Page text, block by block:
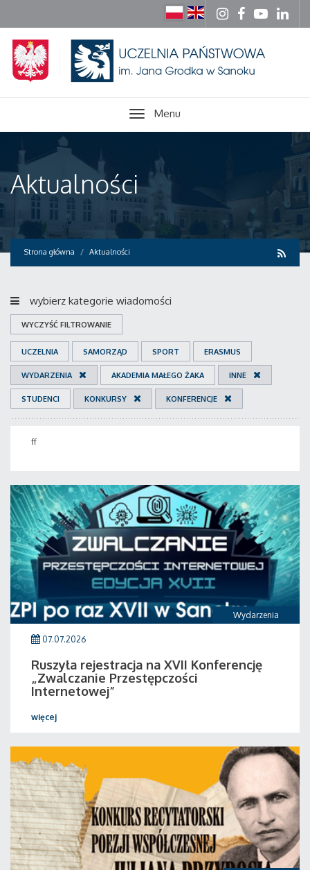
Menu
Aktualności
Strona główna Aktualności
wybierz kategorie wiadomości
WYCZYŚĆ FILTROWANIE
UCZELNIA SAMORZĄD SPORT ERASMUS
WYDARZENIA AKADEMIA MAŁEGO ŻAKA INNE
STUDENCI KONKURSY KONFERENCJE
ff
Wydarzenia
07.07.2026
Ruszyła rejestracja na XVII Konferencję
„Zwalczanie Przestępczości
Internetowej”
więcej